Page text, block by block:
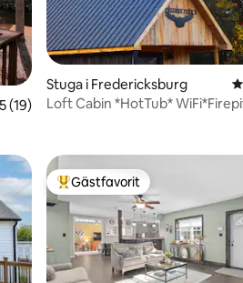
5 i genomsnittligt betyg, 19
5 (19)
Stuga i Fredericksburg
Loft Cabin *HotTub*
Populär gästfavorit
Gästfavorit